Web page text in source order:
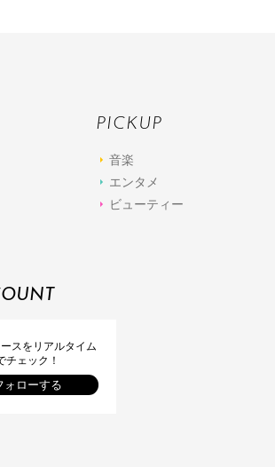
PICKUP
音楽
エンタメ
ビューティー
スをリアルタイム
チェック！
ォローする